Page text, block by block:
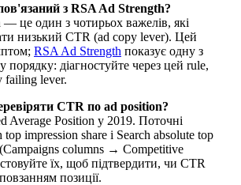
з RSA Ad Strength?
це один з чотирьох важелів, які
низький CTR (ad copy lever). Цей
RSA Ad Strength показує одну з
порядку: діагностуйте через цей rule,
failing lever.
CTR по ad position?
Average Position у 2019. Поточні
impression share і Search absolute top
columns → Competitive
їх, щоб підтвердити, чи CTR
позиції.